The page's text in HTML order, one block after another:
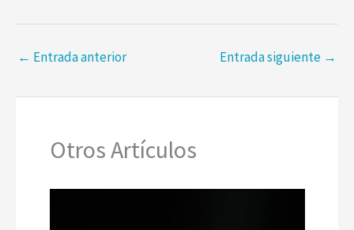
← Entrada anterior Entrada siguiente →
Otros Artículos